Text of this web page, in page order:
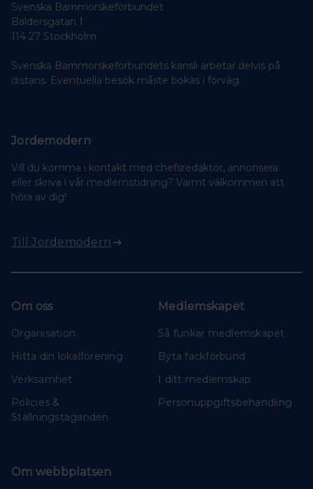
Svenska Barnmorskeförbundet
Baldersgatan 1
114 27 Stockholm
Svenska Barnmorskeförbundets kansli arbetar delvis på
distans. Eventuella besök måste bokas i förväg.
Jordemodern
Vill du komma i kontakt med chefsredaktör, annonsera
eller skriva i vår medlemstidning? Varmt välkommen att
höra av dig!
Till Jordemodern
Om oss
Organisation
Hitta din lokalförening
Verksamhet
Policies &
Ställningstaganden
Medlemskapet
Så funkar medlemskapet
Byta fackförbund
I ditt medlemskap
Personuppgiftsbehandling
Om webbplatsen